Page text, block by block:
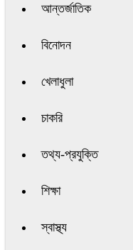
আন্তর্জাতিক
বিনোদন
খেলাধুলা
চাকরি
তথ্য-প্রযুক্তি
শিক্ষা
স্বাস্থ্য